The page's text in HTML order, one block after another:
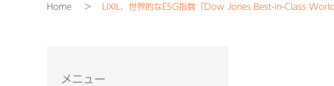
Home LIXIL、世界的なESG指数「Dow Jones Best-in-Class
メニュー